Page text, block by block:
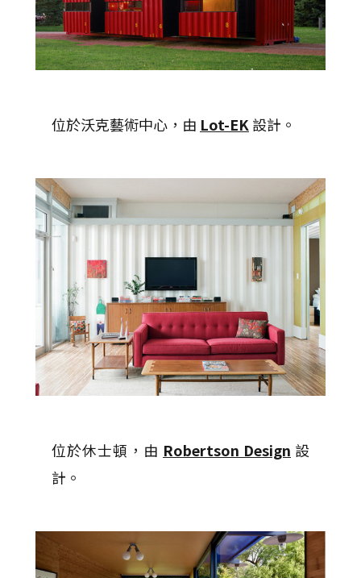
位於沃克藝術中心，由 Lot-EK設計。
位於休士頓，由 Robertson Design 設
計。